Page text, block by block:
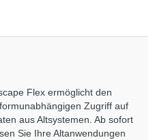
Flex ermöglicht den
Zugriff auf
aus Altsystemen. Ab sofort
Sie Ihre Altanwendungen